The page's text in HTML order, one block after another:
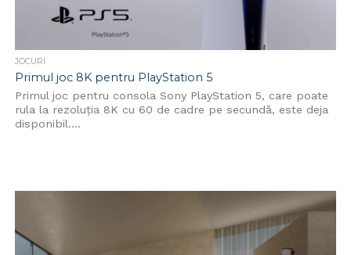
JOCURI
Primul joc 8K pentru PlayStation 5
Primul joc pentru consola Sony PlayStation 5, care poate
rula la rezoluția 8K cu 60 de cadre pe secundă, este deja
disponibil....